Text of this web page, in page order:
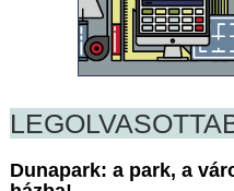
Dunapark: a park, a